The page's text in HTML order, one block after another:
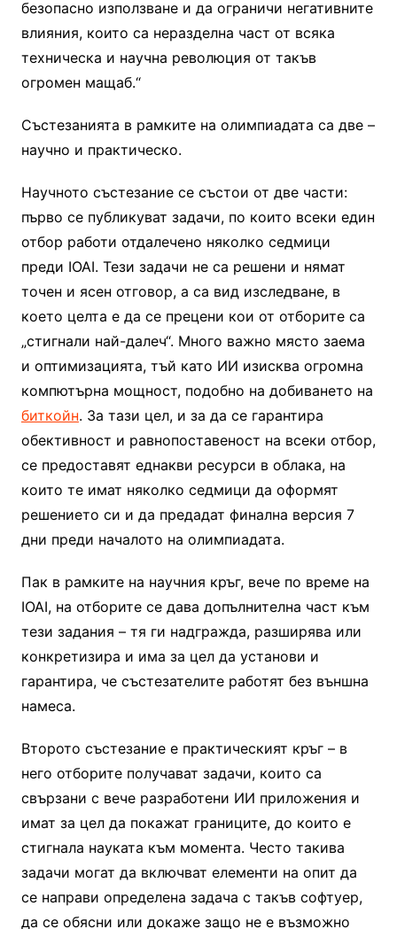
безопасно използване и да ограничи негативните
влияния, които са неразделна част от всяка
техническа и научна революция от такъв
огромен мащаб.“
Състезанията в рамките на олимпиадата са две –
научно и практическо.
Научното състезание се състои от две части:
първо се публикуват задачи, по които всеки един
отбор работи отдалечено няколко седмици
преди IOAI. Тези задачи не са решени и нямат
точен и ясен отговор, а са вид изследване, в
което целта е да се прецени кои от отборите са
„стигнали най-далеч“. Много важно място заема
и оптимизацията, тъй като ИИ изисква огромна
компютърна мощност, подобно на добиването на
биткойн. За тази цел, и за да се гарантира
обективност и равнопоставеност на всеки отбор,
се предоставят еднакви ресурси в облака, на
които те имат няколко седмици да оформят
решението си и да предадат финална версия 7
дни преди началото на олимпиадата.
Пак в рамките на научния кръг, вече по време на
IOAI, на отборите се дава допълнителна част към
тези задания – тя ги надгражда, разширява или
конкретизира и има за цел да установи и
гарантира, че състезателите работят без външна
намеса.
Второто състезание е практическият кръг – в
него отборите получават задачи, които са
свързани с вече разработени ИИ приложения и
имат за цел да покажат границите, до които е
стигнала науката към момента. Често такива
задачи могат да включват елементи на опит да
се направи определена задача с такъв софтуер,
да се обясни или докаже защо не е възможно